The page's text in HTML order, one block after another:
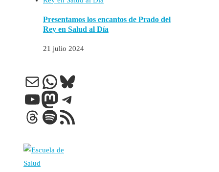
Presentamos los encantos de Prado del
Rey en Salud al Día
21 julio 2024
Correo electrónico
WhatsApp
Bluesky
YouTube
Mastodon
Telegram
Threads
Spotify
Feed RSS